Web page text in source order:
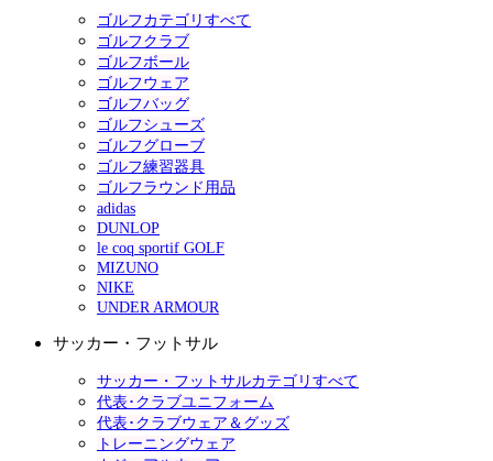
ゴルフカテゴリすべて
ゴルフクラブ
ゴルフボール
ゴルフウェア
ゴルフバッグ
ゴルフシューズ
ゴルフグローブ
ゴルフ練習器具
ゴルフラウンド用品
adidas
DUNLOP
le coq sportif GOLF
MIZUNO
NIKE
UNDER ARMOUR
サッカー・フットサル
サッカー・フットサルカテゴリすべて
代表･クラブユニフォーム
代表･クラブウェア＆グッズ
トレーニングウェア